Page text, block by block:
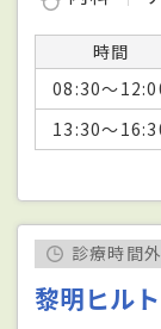
時間
08:30～
13:30～
診療時間外
黎明ヒル